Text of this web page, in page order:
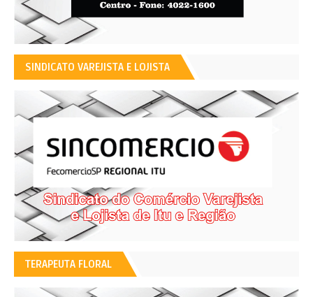
SINDICATO VAREJISTA E LOJISTA
TERAPEUTA FLORAL